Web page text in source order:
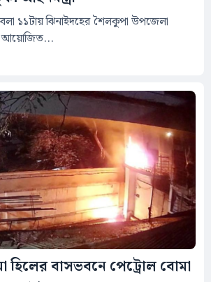
১১টায় ঝিনাইদহের শৈলকুপা উপজেলা
আয়োজিত...
হিলের বাসভবনে পেট্রোল বোমা